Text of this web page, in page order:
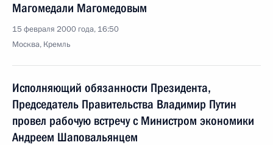
Магомедали Магомедовым
15 февраля 2000 года, 16:50
Москва, Кремль
Исполняющий обязанности Президента,
Председатель Правительства Владимир Путин
провел рабочую встречу с Министром экономики
Андреем Шаповальянцем